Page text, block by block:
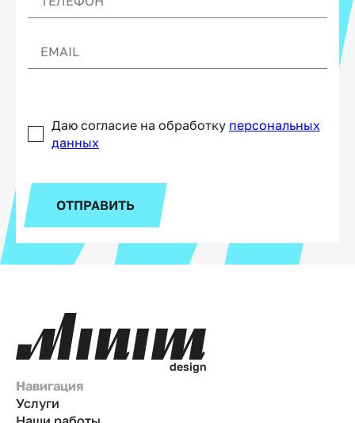
Даю согласие на обработку персональных
данных
ОТПРАВИТЬ
design
Навигация
Услуги